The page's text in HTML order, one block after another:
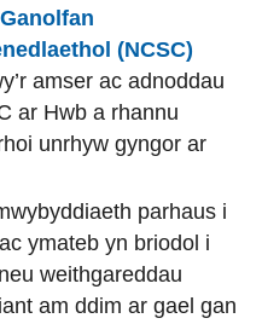
(NCSC)
amser ac adnoddau
ar Hwb a rhannu
unrhyw gyngor ar
parhaus i
ymateb yn briodol i
weithgareddau
am ddim ar gael gan